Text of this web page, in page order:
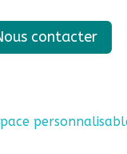
contacter